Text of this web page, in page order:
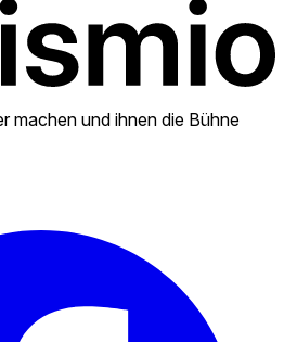
machen und ihnen die Bühne